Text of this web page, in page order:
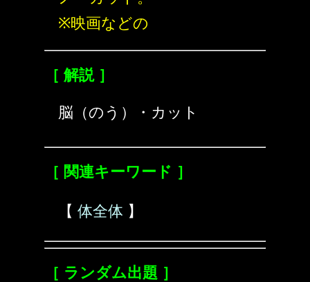
※映画などの
［ 解説 ］
脳（のう）・カット
［ 関連キーワード ］
【 体全体 】
［ ランダム出題 ］